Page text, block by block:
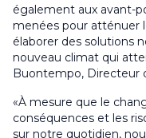
également aux avant-
menées pour atténuer
élaborer des solutions
nouveau climat qui
Buontempo, Directeur
«À mesure que le
conséquences et les
sur notre quotidien,